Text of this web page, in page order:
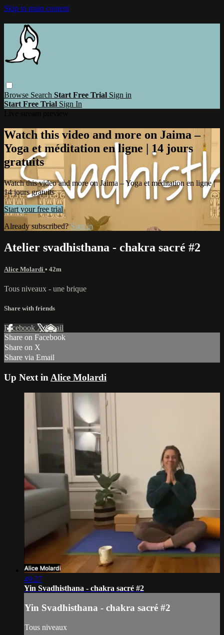
Skip to main content
Browse Search Start Free Trial Sign in
Start Free Trial Sign In
Watch this video and more on Jaima –
Yoga et méditation en ligne | 14 jours
gratuits
Watch this video and more on Jaima – Yoga et méditation en ligne |
14 jours gratuits
Start your free trial
Already subscribed?Sign in
Atelier svadhisthana - chakra sacré #2
Alice Molardi • 42m
Tous niveaux - une brique
Share with friends
Facebook XEmail
Share on Facebook
Share on X
Share via Email
Up Next in Alice Molardi
49:27
Yin Svadhisthana - chakra sacré #2
Yin Svadhisthana - chakra sacré #2
Tous niveaux